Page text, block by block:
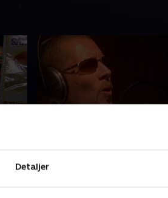
DetaljerI dag er det Bjarnes